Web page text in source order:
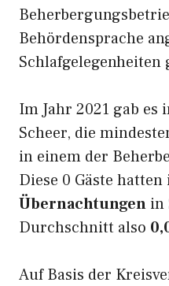
Behördensprache
Schlafgelegenheiten
Im Jahr 2021 gab es
Scheer, die
in einem der
Diese 0 Gäste
Übernachtungen in
Durchschnitt also
Auf Basis der